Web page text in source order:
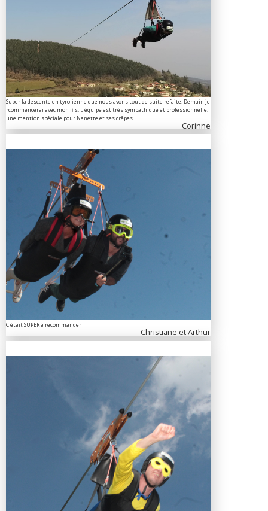
Super la descente en tyrolienne que nous avons tout de suite refaite. Demain je
rcommencerai avec mon fils. L'équipe est trés sympathique et professionnelle,
une mention spéciale pour Nanette et ses crêpes.
Corinne
C était SUPER à recommander
Christiane et Arthur